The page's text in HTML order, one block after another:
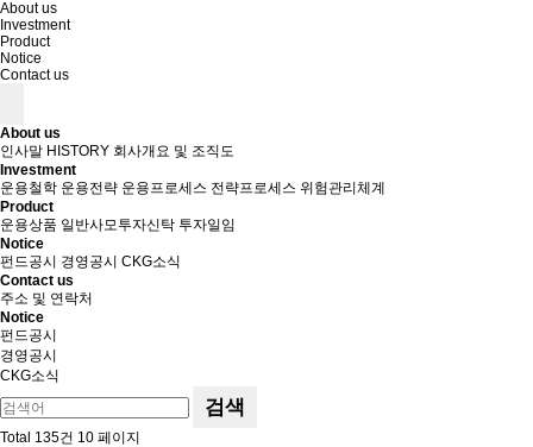
About us
Investment
Product
Notice
Contact us
About us
인사말 HISTORY 회사개요 및 조직도
Investment
운용철학 운용전략 운용프로세스 전략프로세스 위험관리체계
Product
운용상품 일반사모투자신탁 투자일임
Notice
펀드공시
경영공시 CKG소식
Contact us
주소 및 연락처
Notice
펀드공시
경영공시
CKG소식
검색
Total 135건 10 페이지